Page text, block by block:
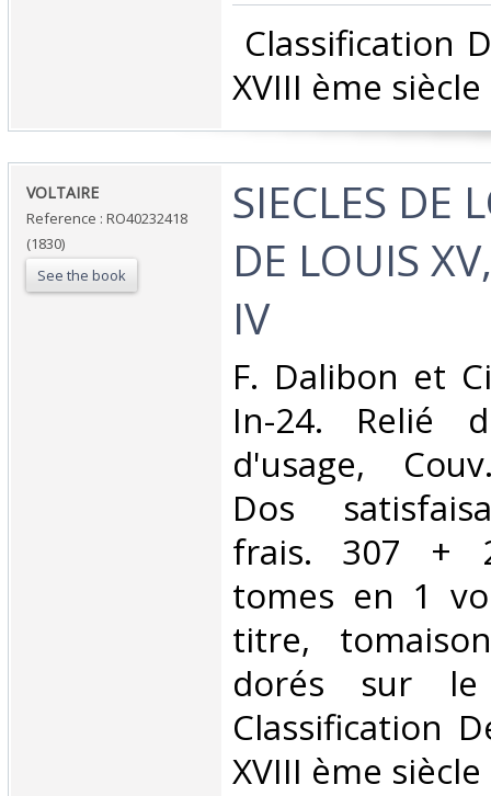
Classification
XVIII ème siècle‎
‎VOLTAIRE‎
Reference : RO40232418
(1830)
See the book
‎SIECLES DE
DE LOUIS
IV‎
‎F. Dalibon et
In-24. Relié
d'usage,
Dos
frais. 307 +
tomes en 1
titre,
dorés sur
Classification
XVIII ème siècle‎